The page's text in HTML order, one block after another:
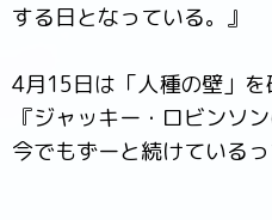
する日となっている。』
4月15日は「人種の壁」
『ジャッキー・ロビンソン
今でもずーと続けている